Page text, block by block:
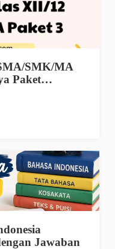
SMK/MA
Paket…
Jawaban